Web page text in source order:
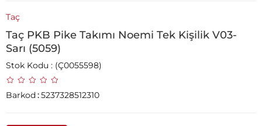
Taç
Taç PKB Pike Takımı Noemi Tek Kişilik V03-
Sarı (5059)
Stok Kodu (Ç0055598)
Barkod:5237328512310